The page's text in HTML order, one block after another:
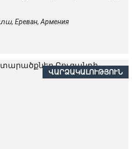
Ереван, Армения
ՎԱՐՁԱԿԱԼՈՒԹՅՈՒՆ